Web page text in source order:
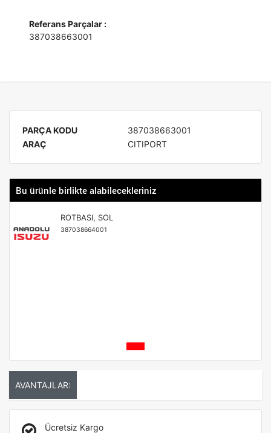
Referans Parçalar :
387038663001
PARÇA KODU
387038663001
ARAÇ
CITIPORT
Bu ürünle birlikte alabilecekleriniz
ROTBASI, SOL
387038664001
AVANTAJLAR:
Ücretsiz Kargo